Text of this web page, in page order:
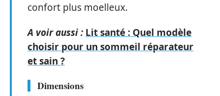
confort plus moelleux.
A voir aussi : Lit santé : Quel modèle
choisir pour un sommeil réparateur
et sain ?
Dimensions